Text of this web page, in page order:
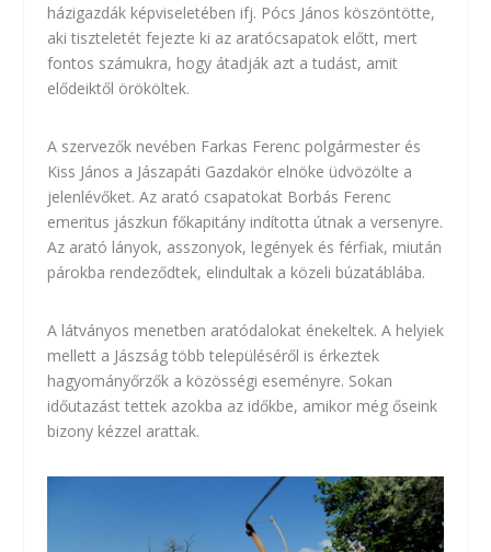
házigazdák képviseletében ifj. Pócs János köszöntötte,
aki tiszteletét fejezte ki az aratócsapatok előtt, mert
fontos számukra, hogy átadják azt a tudást, amit
elődeiktől örököltek.
A szervezők nevében Farkas Ferenc polgármester és
Kiss János a Jászapáti Gazdakör elnöke üdvözölte a
jelenlévőket. Az arató csapatokat Borbás Ferenc
emeritus jászkun főkapitányindította útnak a versenyre.
Az arató lányok, asszonyok, legények és férfiak, miután
párokba rendeződtek, elindultak a közeli búzatáblába.
A látványos menetben aratódalokat énekeltek. A helyiek
mellett a Jászság több településéről is érkeztek
hagyományőrzők a közösségi eseményre. Sokan
időutazást tettek azokba az időkbe, amikor még őseink
bizony kézzel arattak.